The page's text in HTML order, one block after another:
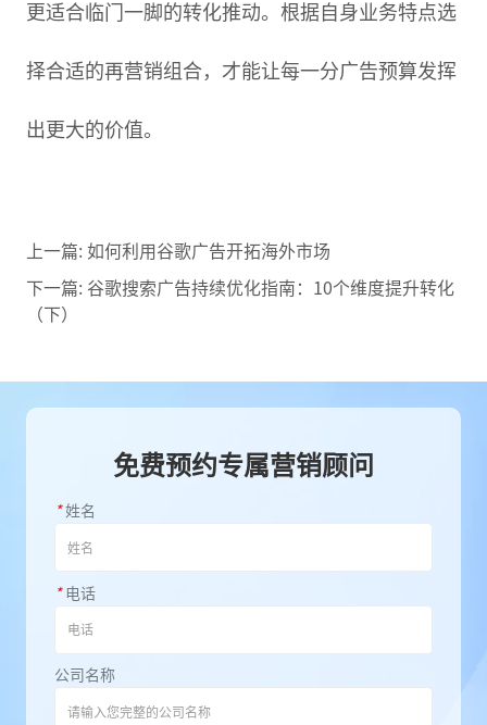
更适合临门一脚的转化推动。根据自身业务特点选
择合适的再营销组合，才能让每一分广告预算发挥
出更大的价值。
上一篇:如何利用谷歌广告开拓海外市场
下一篇: 谷歌搜索广告持续优化指南：10个维度提升转化
（下）
免费预约专属营销顾问
*姓名
*电话
公司名称